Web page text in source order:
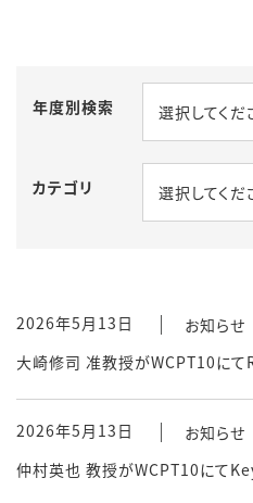
年度別検索 選択してくだ
カテゴリ 選択してくだ
2026年5月13日 お知らせ
大崎修司 准教授がWCPT10に
2026年5月13日 お知らせ
仲村英也 教授がWCPT10にて